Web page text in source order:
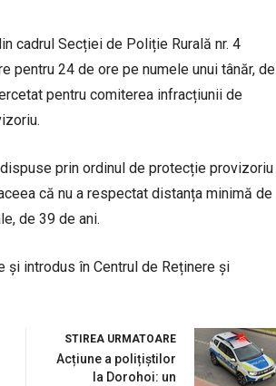
cadrul Secției de Poliție Rurală nr. 4
pentru 24 de ore pe numele unui tânăr, de
pentru comiterea infracțiunii de
prin ordinul de protecție provizoriu
că nu a respectat distanța minimă de
de 39 de ani.
și introdus în Centrul de Reținere și
STIREA URMATOARE
Acțiune a polițiștilor
la Dorohoi: un